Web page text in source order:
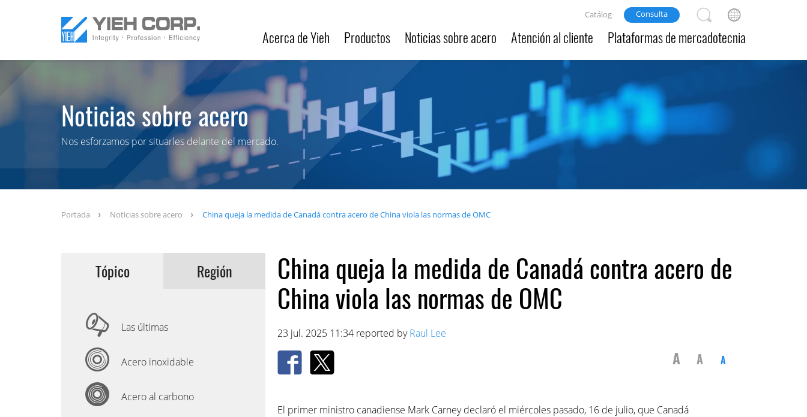
Acerca de Yieh Productos Noticias sobre acero Atención al cliente Plataformas de mercadotecnia
Catálog Consulta
Noticias sobre acero
Nos esforzamos por situarles delante del mercado.
Portada Noticias sobre acero China queja la medida de Canadá contra acero de China viola las normas de OMC
Tópico Región
Las últimas
Acero inoxidable
Acero al carbono
China queja la medida de Canadá contra acero de
China viola las normas de OMC
23 jul. 2025 11:34 reported byRaul Lee
A A A
El primer ministro canadiense Mark Carney declaró el miércoles pasado, 16 de julio, que Canadá